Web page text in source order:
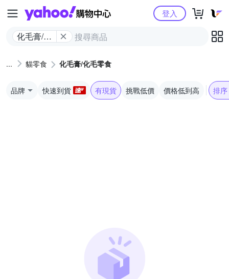
Yahoo購物中心
化毛膏/化
登入
貓零食 化毛膏/化毛零食
品牌 快速到貨 有現貨 挑戰低價 價格低到高 排序